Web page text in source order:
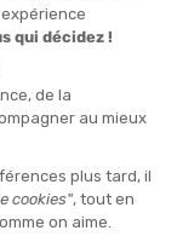
o più umida: cuoio
lunghe sono
le zecche
sedersi durante le